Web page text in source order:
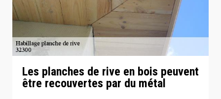
Les planches de rive en bois peuvent
être recouvertes par du métal